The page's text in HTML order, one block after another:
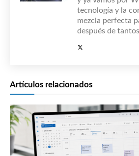
tecnología y la
mezcla perfecta
después de
Artículos relacionados